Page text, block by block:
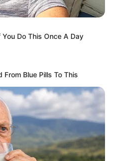
Being Bleed Dry
Do This Once A Day
Blue Pills To This